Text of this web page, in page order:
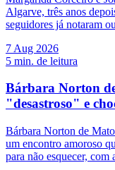
Algarve, três anos
seguidores já notaram
7 Aug 2026
5 min. de leitura
Bárbara Norton
"desastroso" e
Bárbara Norton de
um encontro amoroso
para não esquecer,